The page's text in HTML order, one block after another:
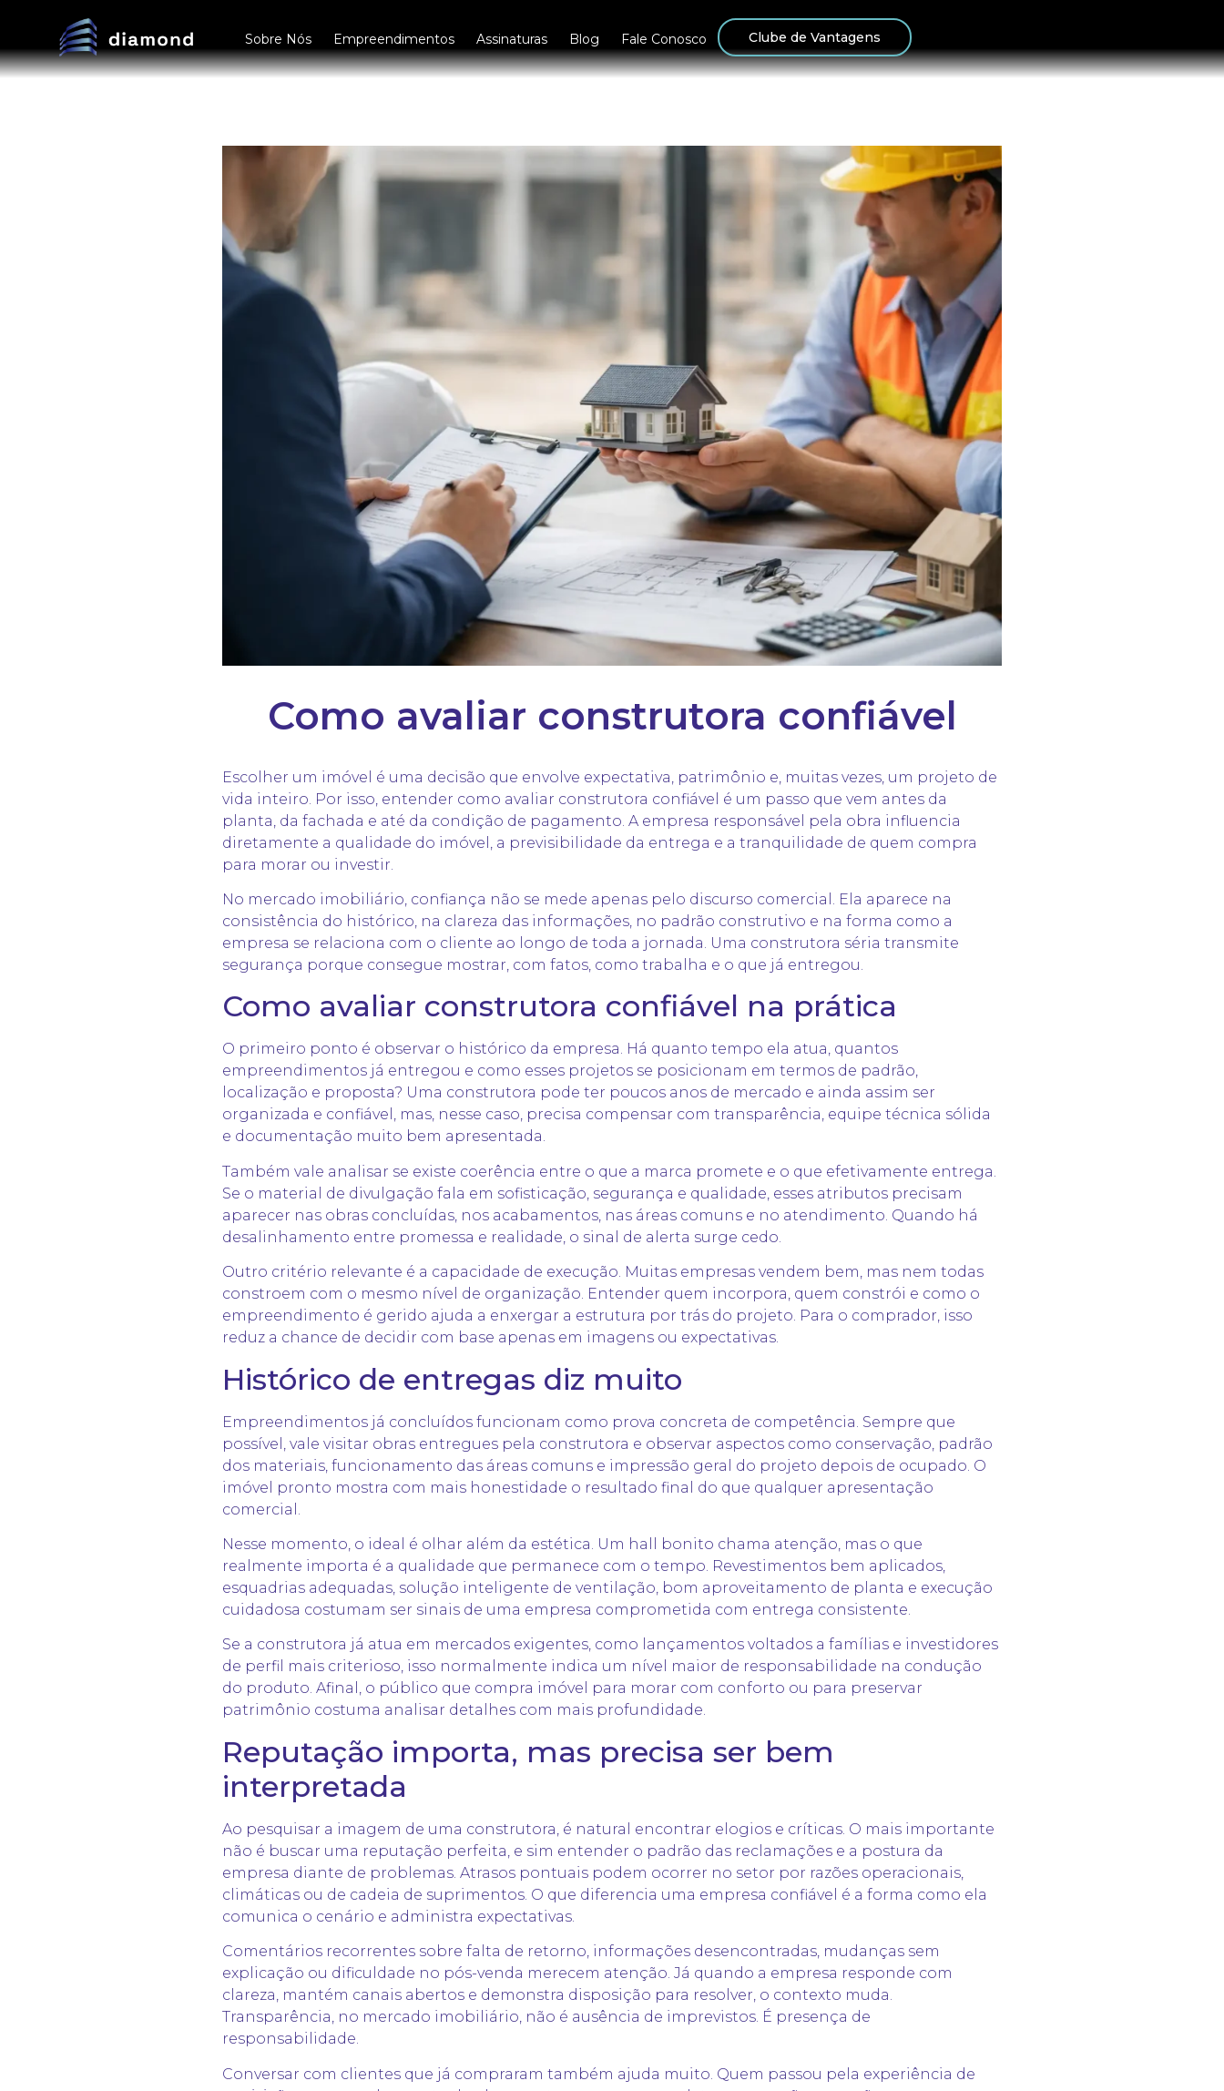
Sobre Nós Empreendimentos Assinaturas Blog Fale Conosco Clube de Vantagens
Como avaliar construtora confiável
Escolher um imóvel é uma decisão que envolve expectativa, patrimônio e, muitas vezes, um projeto de
vida inteiro. Por isso, entender como avaliar construtora confiável é um passo que vem antes da
planta, da fachada e até da condição de pagamento. A empresa responsável pela obra influencia
diretamente a qualidade do imóvel, a previsibilidade da entrega e a tranquilidade de quem compra
para morar ou investir.
No mercado imobiliário, confiança não se mede apenas pelo discurso comercial. Ela aparece na
consistência do histórico, na clareza das informações, no padrão construtivo e na forma como a
empresa se relaciona com o cliente ao longo de toda a jornada. Uma construtora séria transmite
segurança porque consegue mostrar, com fatos, como trabalha e o que já entregou.
Como avaliar construtora confiável na prática
O primeiro ponto é observar o histórico da empresa. Há quanto tempo ela atua, quantos
empreendimentos já entregou e como esses projetos se posicionam em termos de padrão,
localização e proposta? Uma construtora pode ter poucos anos de mercado e ainda assim ser
organizada e confiável, mas, nesse caso, precisa compensar com transparência, equipe técnica sólida
e documentação muito bem apresentada.
Também vale analisar se existe coerência entre o que a marca promete e o que efetivamente entrega.
Se o material de divulgação fala em sofisticação, segurança e qualidade, esses atributos precisam
aparecer nas obras concluídas, nos acabamentos, nas áreas comuns e no atendimento. Quando há
desalinhamento entre promessa e realidade, o sinal de alerta surge cedo.
Outro critério relevante é a capacidade de execução. Muitas empresas vendem bem, mas nem todas
constroem com o mesmo nível de organização. Entender quem incorpora, quem constrói e como o
empreendimento é gerido ajuda a enxergar a estrutura por trás do projeto. Para o comprador, isso
reduz a chance de decidir com base apenas em imagens ou expectativas.
Histórico de entregas diz muito
Empreendimentos já concluídos funcionam como prova concreta de competência. Sempre que
possível, vale visitar obras entregues pela construtora e observar aspectos como conservação, padrão
dos materiais, funcionamento das áreas comuns e impressão geral do projeto depois de ocupado. O
imóvel pronto mostra com mais honestidade o resultado final do que qualquer apresentação
comercial.
Nesse momento, o ideal é olhar além da estética. Um hall bonito chama atenção, mas o que
realmente importa é a qualidade que permanece com o tempo. Revestimentos bem aplicados,
esquadrias adequadas, solução inteligente de ventilação, bom aproveitamento de planta e execução
cuidadosa costumam ser sinais de uma empresa comprometida com entrega consistente.
Se a construtora já atua em mercados exigentes, como lançamentos voltados a famílias e investidores
de perfil mais criterioso, isso normalmente indica um nível maior de responsabilidade na condução
do produto. Afinal, o público que compra imóvel para morar com conforto ou para preservar
patrimônio costuma analisar detalhes com mais profundidade.
Reputação importa, mas precisa ser bem
interpretada
Ao pesquisar a imagem de uma construtora, é natural encontrar elogios e críticas. O mais importante
não é buscar uma reputação perfeita, e sim entender o padrão das reclamações e a postura da
empresa diante de problemas. Atrasos pontuais podem ocorrer no setor por razões operacionais,
climáticas ou de cadeia de suprimentos. O que diferencia uma empresa confiável é a forma como ela
comunica o cenário e administra expectativas.
Comentários recorrentes sobre falta de retorno, informações desencontradas, mudanças sem
explicação ou dificuldade no pós-venda merecem atenção. Já quando a empresa responde com
clareza, mantém canais abertos e demonstra disposição para resolver, o contexto muda.
Transparência, no mercado imobiliário, não é ausência de imprevistos. É presença de
responsabilidade.
Conversar com clientes que já compraram também ajuda muito. Quem passou pela experiência de